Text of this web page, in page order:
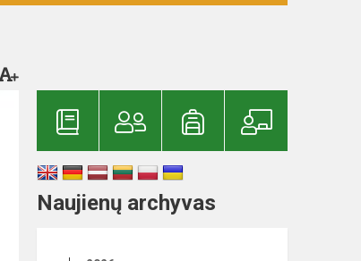
Naujienų archyvas